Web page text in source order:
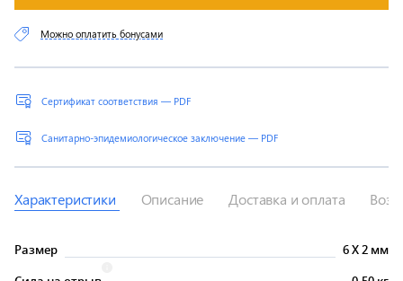
Сертификат соответствия — PDF
Санитарно-эпидемиологическое заключение — PDF
Можно оплатить бонусами
Характеристики Описание Доставка и оплата
Размер 6X2 мм